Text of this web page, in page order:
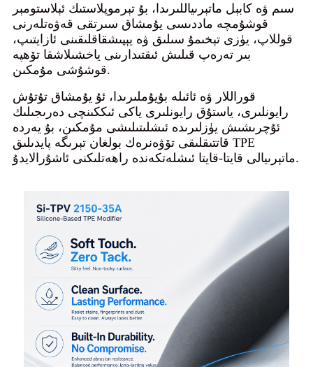
سىم ۋە كابېل ماتېرىياللىرىدا، بۇ تېرموپلاستىك ئېلاستومېر
قوشۇمچە ماددىسى يۇمشاق سىرتقى قەۋەتلەرنى
قوللاپ، يۈزى تېخىمۇ سىلىق ۋە يېپىشقاقلىقىنى ئازايتىپ،
بىر تەرەپ قىلىش ئىقتىدارىنى ياخشىلاشقا تۆھپە
قوشۇشى مۇمكىن.
قوراللار ۋە ئائىلە بۇيۇملىرىدا، ئۇ يۇمشاق تۇتۇش
رايونلىرى، ياستۇق رايونلىرى ياكى ئىككىنچى دەرىجىلىك
ئۇچرىشىش يۈزلىرىدە ئىشلىتىلىشى مۇمكىن، بۇ يەردە
قاتتىقلىقى تۆۋەنرەك بولغان تېرىگە پايدىلىق TPE
ماتېرىيالى قايتا-قايتا ئىشلەتكەندە راھەتلىكنى ئاشۇرالايدۇ.